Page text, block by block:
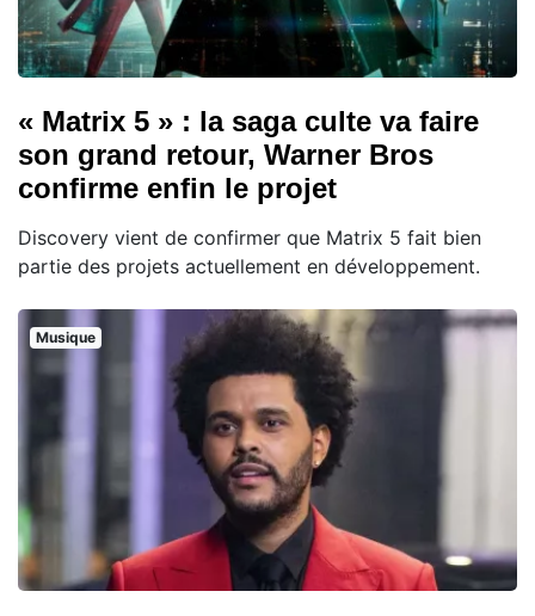
« Matrix 5 » : la saga culte va faire
son grand retour, Warner Bros
confirme enfin le projet
Discovery vient de confirmer que Matrix 5 fait bien
partie des projets actuellement en développement.
Musique